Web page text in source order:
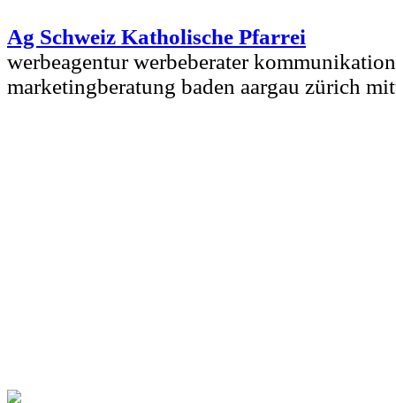
Ag Schweiz Katholische Pfarrei
werbeagentur werbeberater
marketingberatung baden aargau zürich